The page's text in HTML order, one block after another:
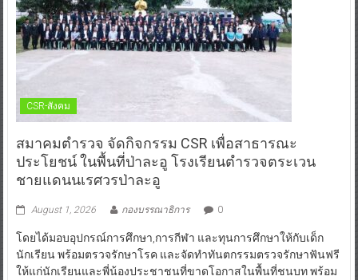
CSR-สังคม
สมาคมตำรวจ จัดกิจกรรม CSR เพื่อสาธารณะ
ประโยชน์ ในพื้นที่ป่าละอู โรงเรียนตำรวจตระเวน
ชายแดนนเรศวรป่าละอู
August 1, 2026 กองบรรณาธิการ 0
โดยได้มอบอุปกรณ์การศึกษา,การกีฬา และทุนการศึกษาให้กับเด็ก
นักเรียน พร้อมตรวจรักษาโรค และจัดทำทันตกรรมตรวจรักษาฟันฟรี
ให้แก่นักเรียนและพี่น้องประชาชนที่ขาดโอกาสในพื้นที่ชนบท พร้อม